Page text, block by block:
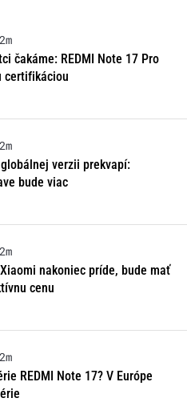
2m
čakáme: REDMI Note 17 Pro
certifikáciou
2m
verzii prekvapí:
bude viac
2m
nakoniec príde, bude mať
cenu
2m
REDMI Note 17? V Európe